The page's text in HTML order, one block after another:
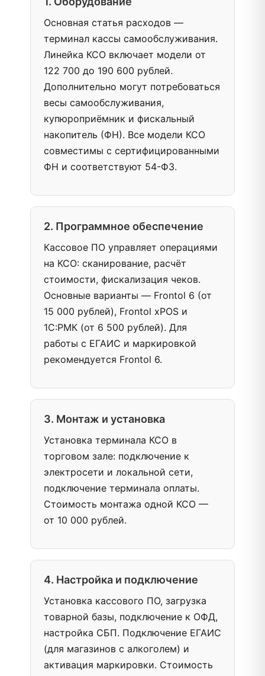
Основная статья расходов —
терминал кассы самообслуживания.
Линейка КСО включает модели от
122 700 до 190 600 рублей.
Дополнительно могут потребоваться
весы самообслуживания,
купюроприёмник и фискальный
накопитель (ФН). Все модели КСО
совместимы с сертифицированными
ФН и соответствуют 54-ФЗ.
2. Программное обеспечение
Кассовое ПО управляет операциями
на КСО: сканирование, расчёт
стоимости, фискализация чеков.
Основные варианты — Frontol 6 (от
15 000 рублей), Frontol xPOS и
1С:РМК (от 6 500 рублей). Для
работы с ЕГАИС и маркировкой
рекомендуется Frontol 6.
3. Монтаж и установка
Установка терминала КСО в
торговом зале: подключение к
электросети и локальной сети,
подключение терминала оплаты.
Стоимость монтажа одной КСО —
от 10 000 рублей.
4. Настройка и подключение
Установка кассового ПО, загрузка
товарной базы, подключение к ОФД,
настройка СБП. Подключение ЕГАИС
(для магазинов с алкоголем) и
активация маркировки. Стоимость